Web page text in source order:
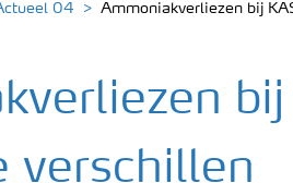
04 Ammoniakverliezen bij
bij
verschillen